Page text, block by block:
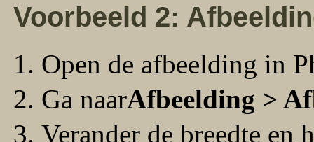
Voorbeeld 2:
Open de afbeelding in
Ga naarAfbeelding >
Verander de breedte en